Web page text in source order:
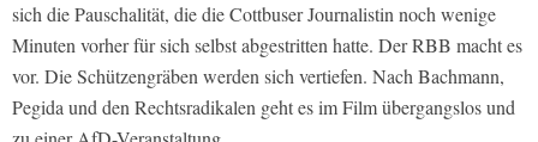
sich die Pauschalität, die die Cottbuser Journalistin noch wenige
Minuten vorher für sich selbst abgestritten hatte. Der RBB macht es
vor. Die Schützengräben werden sich vertiefen. Nach Bachmann,
Pegida und den Rechtsradikalen geht es im Film übergangslos und